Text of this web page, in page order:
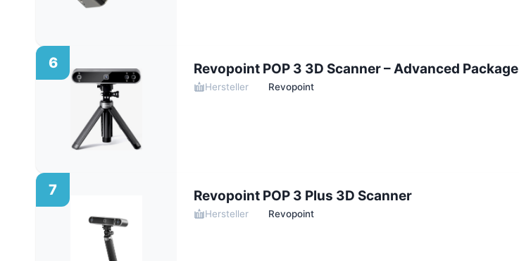
6 Revopoint POP 3 3D Scanner – Advanced Package
Hersteller Revopoint
7 Revopoint POP 3 Plus 3D Scanner
Hersteller Revopoint